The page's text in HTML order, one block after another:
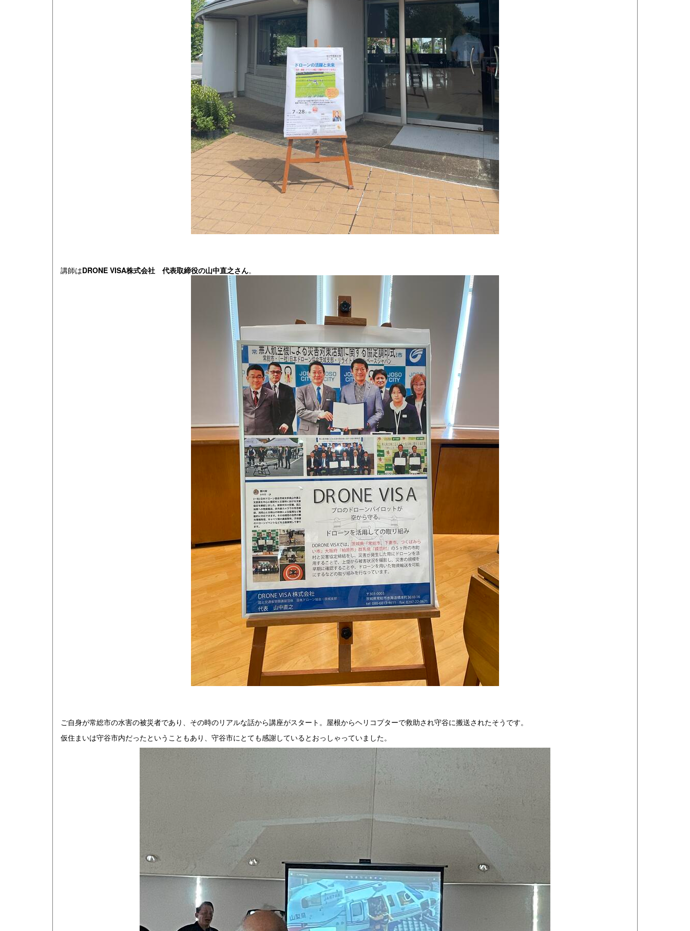
講師はDRONE VISA株式会社 代表取締役の山中直之さん。
ご自身が常総市の水害の被災者であり、その時のリアルな話から講座がスタート。屋根からヘリコプターで救助され守谷に搬送されたそうです。
仮住まいは守谷市内だったということもあり、守谷市にとても感謝しているとおっしゃっていました。